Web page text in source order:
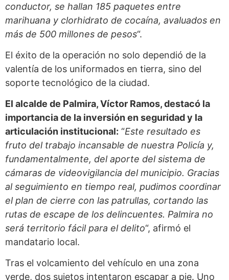
conductor, se hallan 185 paquetes entre
marihuana y clorhidrato de cocaína, avaluados en
más de 500 millones de pesos“.
El éxito de la operación no solo dependió de la
valentía de los uniformados en tierra, sino del
soporte tecnológico de la ciudad.
El alcalde de Palmira, Víctor Ramos, destacó la
importancia de la inversión en seguridad y la
articulación institucional: “Este resultado es
fruto del trabajo incansable de nuestra Policía y,
fundamentalmente, del aporte del sistema de
cámaras de videovigilancia del municipio. Gracias
al seguimiento en tiempo real, pudimos coordinar
el plan de cierre con las patrullas, cortando las
rutas de escape de los delincuentes. Palmira no
será territorio fácil para el delito“, afirmó el
mandatario local.
Tras el volcamiento del vehículo en una zona
verde, dos sujetos intentaron escapar a pie. Uno